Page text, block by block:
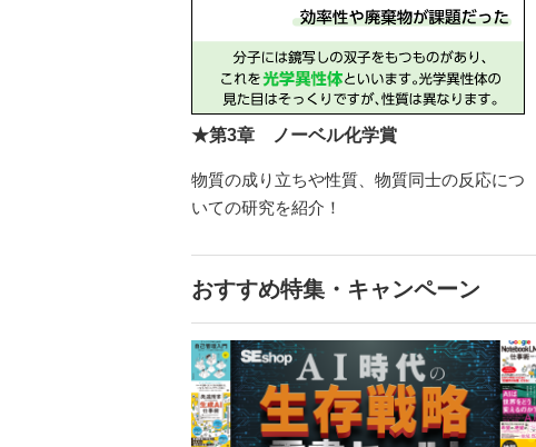
★第3章 ノーベル化学賞
物質の成り立ちや性質、物質同士の反応につ
いての研究を紹介！
おすすめ特集・キャンペーン